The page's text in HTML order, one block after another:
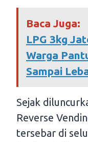
Baca Juga:
LPG 3kg
Warga
Sampai
Sejak
Reverse
tersebar di